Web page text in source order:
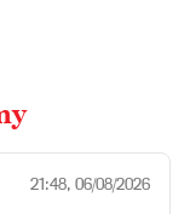
21:48, 06/08/2026